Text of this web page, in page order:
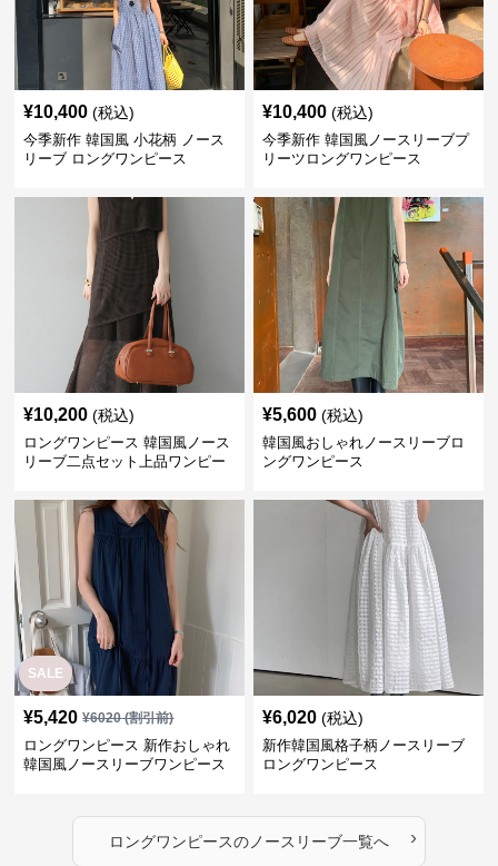
¥10,400 (税込)
今季新作 韓国風 小花柄 ノース
リーブ ロングワンピース
¥10,400 (税込)
今季新作 韓国風ノースリーブプ
リーツロングワンピース
¥10,200 (税込)
ロングワンピース 韓国風ノース
リーブ二点セット上品ワンピー
¥5,600 (税込)
韓国風おしゃれノースリーブロ
ングワンピース
SALE
¥5,420 ¥6020(割引前)
ロングワンピース 新作おしゃれ
韓国風ノースリーブワンピース
¥6,020 (税込)
新作韓国風格子柄ノースリーブ
ロングワンピース
ロングワンピースのノースリーブ一覧へ ›